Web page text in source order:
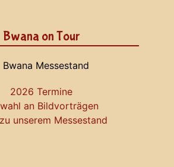
Bwana on Tour
2026 Termine
an Bildvorträgen
unserem Messestand